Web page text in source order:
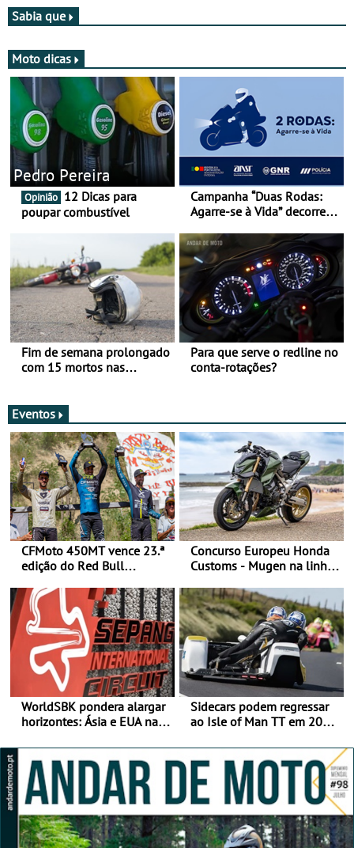
Sabia que
Moto dicas
Pedro Pereira
Opinião
poupar combustível
Campanha “Duas Rodas:
Agarre-se à Vida” decorre
Fim de semana prolongado
com 15 mortos nas
Para que serve o redline no
conta-rotações?
Eventos
CFMoto 450MT vence 23.ª
edição do Red Bull
Categorias Adventure -
Vitória na Ultimate, Core e
Lite
Concurso Europeu Honda
Customs - Mugen na linha
ganhar
WorldSBK pondera alargar
horizontes: Ásia e EUA na
Sidecars podem regressar
ao Isle of Man TT em 2027